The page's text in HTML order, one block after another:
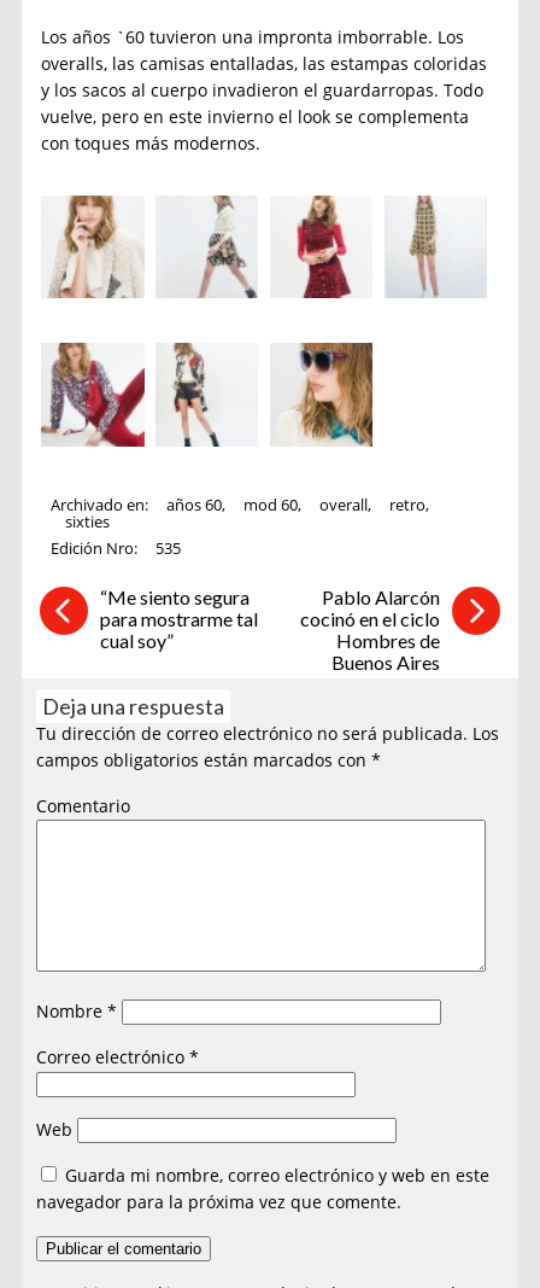
Los años `60 tuvieron una impronta imborrable. Los
overalls, las camisas entalladas, las estampas coloridas
y los sacos al cuerpo invadieron el guardarropas. Todo
vuelve, pero en este invierno el look se complementa
con toques más modernos.
Archivado en: años 60, mod 60, overall, retro,
sixties
Edición Nro:
535
“Me siento segura
para mostrarme tal
cual soy”
Pablo Alarcón
cocinó en el ciclo
Hombres de
Buenos Aires
Deja una respuesta
Tu dirección de correo electrónico no será publicada. Los
campos obligatorios están marcados con*
Comentario
Nombre*
Correo electrónico*
Web
Guarda mi nombre, correo electrónico y web en este
navegador para la próxima vez que comente.